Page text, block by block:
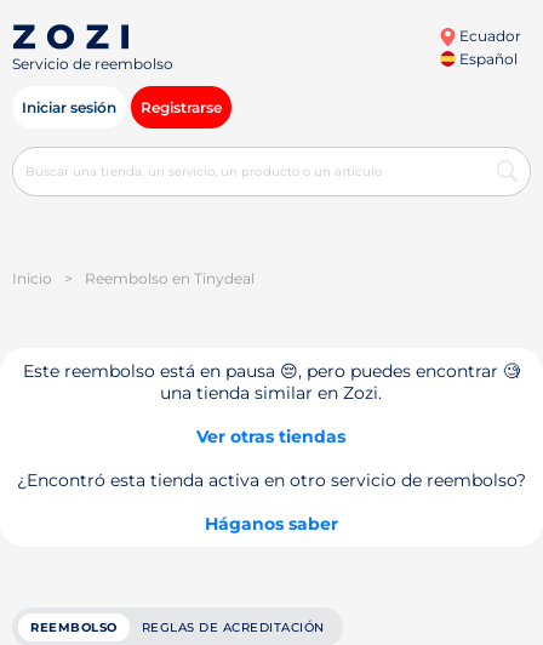
Servicio de reembolso
Ecuador
Español
Iniciar sesión Registrarse
Inicio > Reembolso en Tinydeal
Este reembolso está en pausa 😔, pero puedes encontrar 🧐
una tienda similar en Zozi.
Ver otras tiendas
¿Encontró esta tienda activa en otro servicio de reembolso?
Háganos saber
REEMBOLSO REGLAS DE ACREDITACIÓN